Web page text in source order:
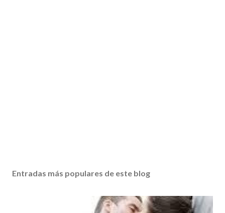
Entradas más populares de este blog